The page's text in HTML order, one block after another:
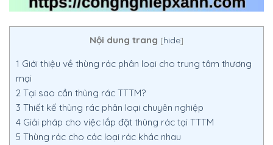
Nội dung trang [hide]
1 Giới thiệu về thùng rác phân loại cho trung tâm thương
mại
2 Tại sao cần thùng rác TTTM?
3 Thiết kế thùng rác phân loại chuyên nghiệp
4 Giải pháp cho việc lắp đặt thùng rác tại TTTM
5 Thùng rác cho các loại rác khác nhau